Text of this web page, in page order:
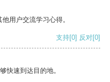
用户交流学习心得。
支持[0] 反对[0]
快速到达目的地。